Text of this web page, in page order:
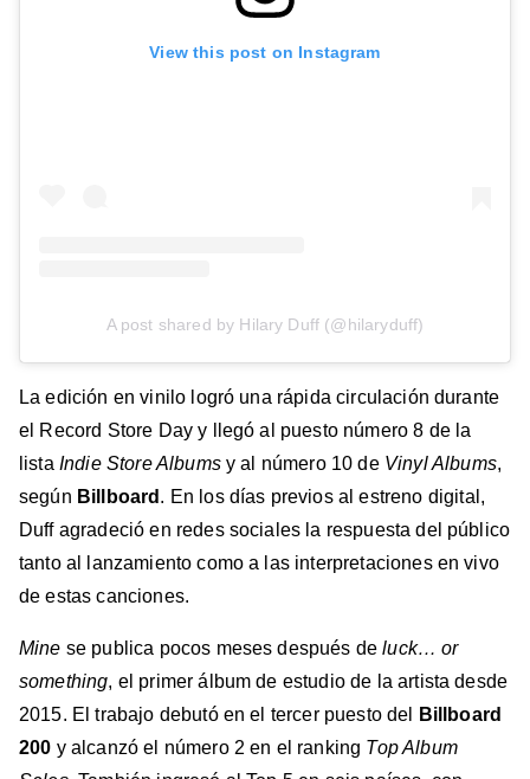
View this post on Instagram
A post shared by Hilary Duff (@hilaryduff)
La edición en vinilo logró una rápida circulación durante
el Record Store Day y llegó al puesto número 8 de la
lista Indie Store Albumsy al número 10 de Vinyl Albums,
según Billboard . En los días previos al estreno digital,
Duff agradeció en redes sociales la respuesta del público
tanto al lanzamiento como a las interpretaciones en vivo
de estas canciones.
Mine se publica pocos meses después deluck… or
something, el primer álbum de estudio de la artista desde
2015. El trabajo debutó en el tercer puesto del
Billboard
200 y alcanzó el número 2 en el ranking Top Album